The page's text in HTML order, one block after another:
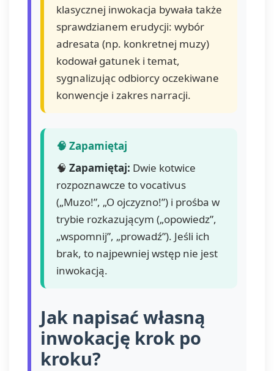
klasycznej inwokacja bywała także
sprawdzianem erudycji: wybór
adresata (np. konkretnej muzy)
kodował gatunek i temat,
sygnalizując odbiorcy oczekiwane
konwencje i zakres narracji.
🧠 Zapamiętaj: Dwie kotwice
rozpoznawcze to vocativus
(„Muzo!”, „O ojczyzno!”) i prośba w
trybie rozkazującym („opowiedz”,
„wspomnij”, „prowadź”). Jeśli ich
brak, to najpewniej wstęp nie jest
inwokacją.
Jak napisać własną
inwokację krok po
kroku?